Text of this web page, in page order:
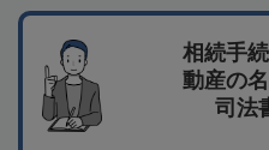
相続手
動産の
司法